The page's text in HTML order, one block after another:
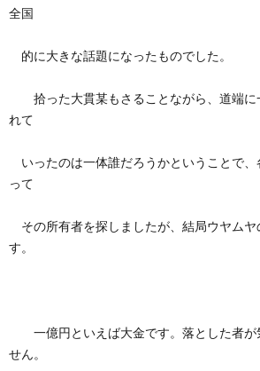
全国
的に大きな話題になったものでした。
拾った大貫某もさることながら、道端に
れて
いったのは一体誰だろうかということで、
って
その所有者を探しましたが、結局ウヤム
す。
一億円といえば大金です。落とした者が
せん。